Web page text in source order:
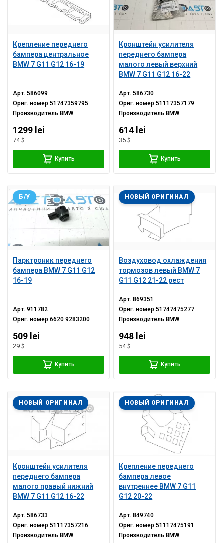
Крепление переднего
бампера центральное
BMW 7 G11 G12 16-19
Арт.586099
Ориг. номер51747359795
Производитель BMW
1299 lei
74 $
Купить
Кронштейн усилителя
переднего бампера
малого левый верхний
BMW 7 G11 G12 16-22
Арт.586730
Ориг. номер51117357179
Производитель BMW
614 lei
35 $
Купить
Парктроник переднего
бампера BMW 7 G11 G12
16-19
Б/У
Арт.911782
Ориг. номер6620 9283200
509 lei
29 $
Купить
Воздуховод охлаждения
тормозов левый BMW 7
G11 G12 21-22 рест
НОВЫЙ ОРИГИНАЛ
Арт.869351
Ориг. номер51747475277
Производитель BMW
948 lei
54 $
Купить
Кронштейн усилителя
переднего бампера
малого правый нижний
BMW 7 G11 G12 16-22
НОВЫЙ ОРИГИНАЛ
Арт.586733
Ориг. номер51117357216
Производитель BMW
Крепление переднего
бампера левое
внутреннее BMW 7 G11
G12 20-22
НОВЫЙ ОРИГИНАЛ
Арт.849740
Ориг. номер51117475191
Производитель BMW